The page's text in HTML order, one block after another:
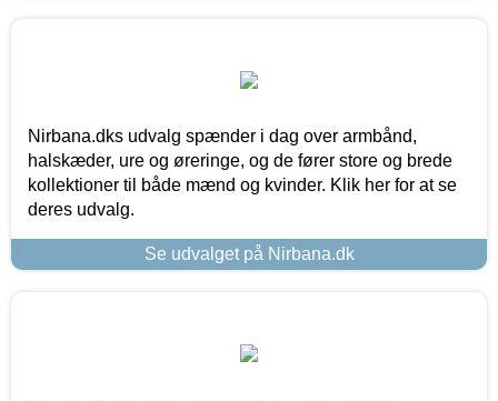
Nirbana.dks udvalg spænder i dag over armbånd,
halskæder, ure og øreringe, og de fører store og brede
kollektioner til både mænd og kvinder. Klik her for at se
deres udvalg.
Se udvalget på Nirbana.dk